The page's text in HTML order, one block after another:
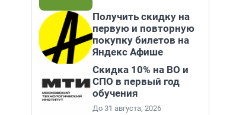
Получить скидку на
первую и повторную
покупку билетов на
Яндекс Афише
Скидка 10% на ВО и
СПО в первый год
обучения
До 31 августа, 2026